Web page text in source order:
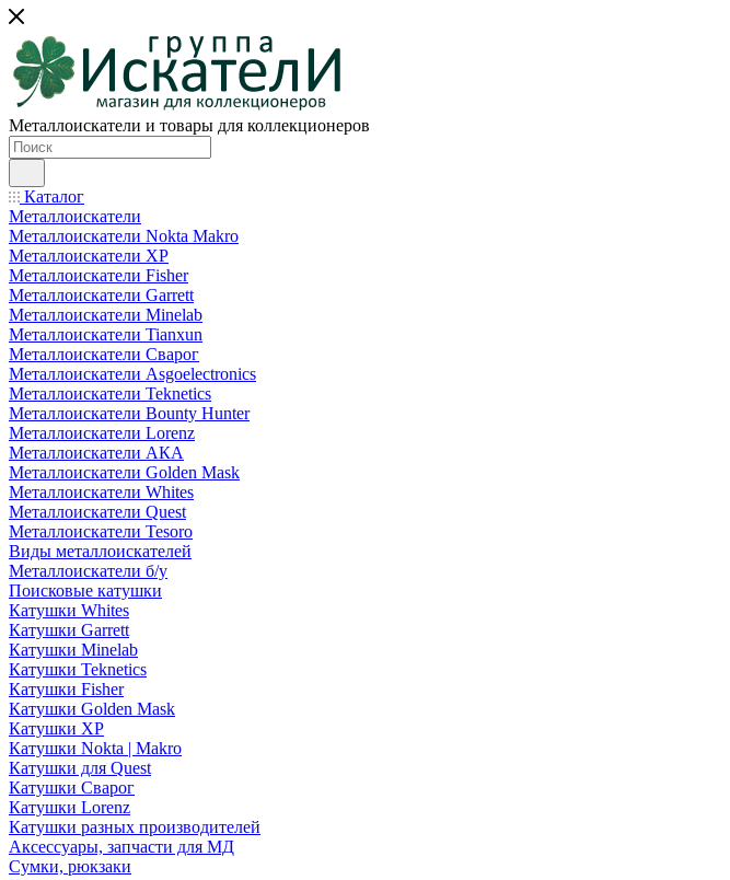
Металлоискатели и товары для коллекционеров
Каталог
Металлоискатели
Металлоискатели Nokta Makro
Металлоискатели XP
Металлоискатели Fisher
Металлоискатели Garrett
Металлоискатели Minelab
Металлоискатели Tianxun
Металлоискатели Сварог
Металлоискатели Asgoelectronics
Металлоискатели Teknetics
Металлоискатели Bounty Hunter
Металлоискатели Lorenz
Металлоискатели АКА
Металлоискатели Golden Mask
Металлоискатели Whites
Металлоискатели Quest
Металлоискатели Tesoro
Виды металлоискателей
Металлоискатели б/у
Поисковые катушки
Катушки Whites
Катушки Garrett
Катушки Minelab
Катушки Teknetics
Катушки Fisher
Катушки Golden Mask
Катушки XP
Катушки Nokta | Makro
Катушки для Quest
Катушки Сварог
Катушки Lorenz
Катушки разных производителей
Аксессуары, запчасти для МД
Сумки, рюкзаки